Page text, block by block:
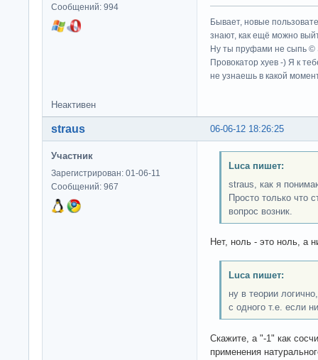
Сообщений: 994
Бывает, новые
знают, как ещё можно
Ну ты пруфами не сыпь ©
Провокатор хуев -) Я к
не узнаешь в какой
Неактивен
06-06-12 18:26:25
straus
Участник
Зарегистрирован: 01-06-11
Сообщений: 967
Luca пишет:
straus, как я
Просто только что
вопрос возник.
Нет, ноль - это ноль, а
Luca пишет:
ну в теории
с одного т.е. если
Скажите, а "-1" как
применения